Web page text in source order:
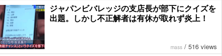
ジャパンビバレッジの支店長が部下にクイズを
出題。しかし不正解者は有休が取れず炎上！
mass / 516 views